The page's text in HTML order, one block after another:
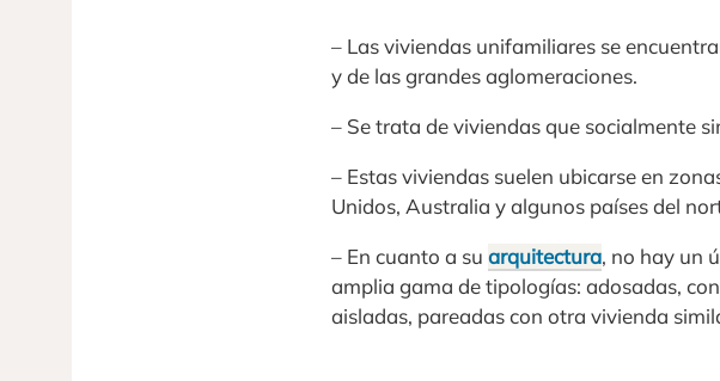
– Las viviendas unifamiliares se
y de las grandes aglomeraciones.
– Se trata de viviendas que socialmente
– Estas viviendas suelen ubicarse en
Unidos, Australia y algunos países del
– En cuanto a su arquitectura, no hay un
amplia gama de tipologías: adosadas,
aisladas, pareadas con otra vivienda